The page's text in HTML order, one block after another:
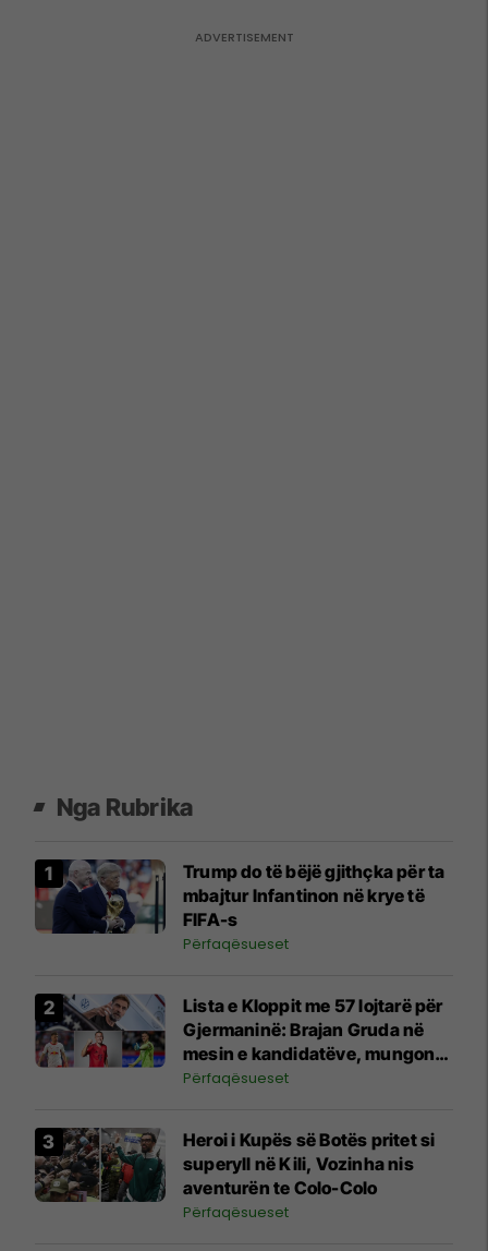
Nga Rubrika
Trump do të bëjë gjithçka për ta
mbajtur Infantinon në krye të
FIFA-s
Përfaqësueset
Lista e Kloppit me 57 lojtarë për
Gjermaninë: Brajan Gruda në
mesin e kandidatëve, mungon
dyshja e Kosovës
Përfaqësueset
Heroi i Kupës së Botës pritet si
superyll në Kili, Vozinha nis
aventurën te Colo-Colo
Përfaqësueset